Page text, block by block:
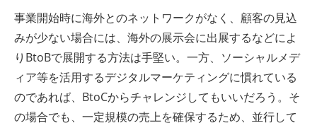
事業開始時に海外とのネットワークがなく、顧客の見込
みが少ない場合には、海外の展示会に出展するなどによ
りBtoBで展開する方法は手堅い。一方、ソーシャルメデ
ィア等を活用するデジタルマーケティングに慣れている
のであれば、BtoCからチャレンジしてもいいだろう。そ
の場合でも、一定規模の売上を確保するため、並行して